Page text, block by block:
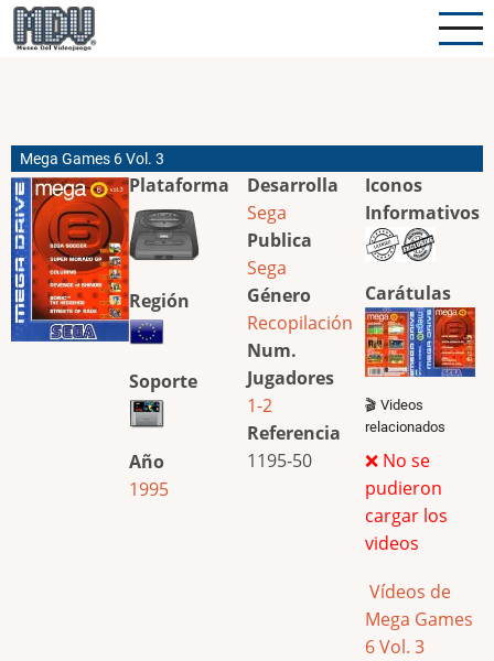
Pasar
al
Mega Games 6 Vol. 3
Plataforma
Región
Soporte
Año
1995
Desarrolla
Sega
Publica
Sega
Género
Recopilación
Num.
Jugadores
1-2
Referencia
1195-50
Iconos
Informativos
Carátulas
🎬 Videos
relacionados
❌ No se
pudieron
cargar los
videos
Vídeos de
Mega Games
6 Vol. 3